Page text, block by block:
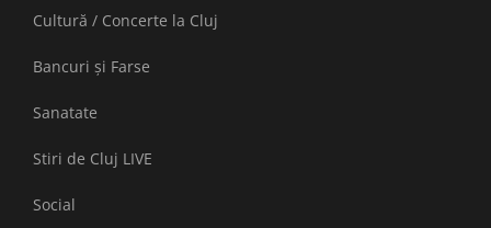
Cultură / Concerte la Cluj
Bancuri și Farse
Sanatate
Stiri de Cluj LIVE
Social